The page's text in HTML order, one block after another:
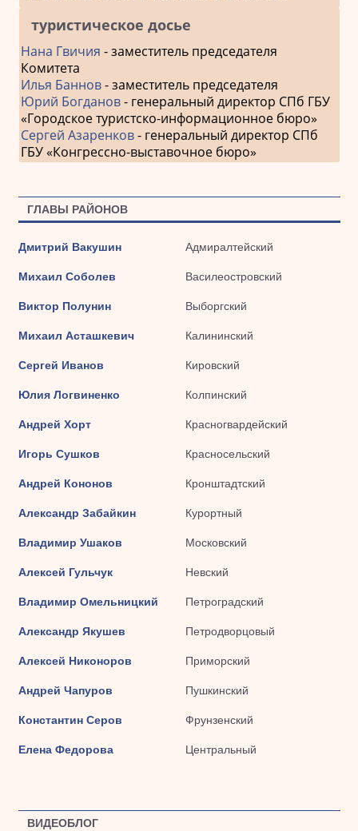
туристическое досье
Нана Гвичия - заместитель председателя
Комитета
Илья Баннов- заместитель председателя
Юрий Богданов- генеральный директор СПб ГБУ
«Городское туристско-информационное бюро»
Сергей Азаренков- генеральный директор СПб
ГБУ «Конгрессно-выставочное бюро»
ГЛАВЫ РАЙОНОВ
Дмитрий Вакушин Адмиралтейский
Михаил Соболев Василеостровский
Виктор Полунин Выборгский
Михаил Асташкевич Калининский
Сергей Иванов Кировский
Юлия Логвиненко Колпинский
Андрей Хорт Красногвардейский
Игорь Сушков Красносельский
Андрей Кононов Кронштадтский
Александр Забайкин Курортный
Владимир Ушаков Московский
Алексей Гульчук Невский
Владимир Омельницкий Петроградский
Александр Якушев Петродворцовый
Алексей Никоноров Приморский
Андрей Чапуров Пушкинский
Константин Серов Фрунзенский
Елена Федорова Центральный
ВИДЕОБЛОГ